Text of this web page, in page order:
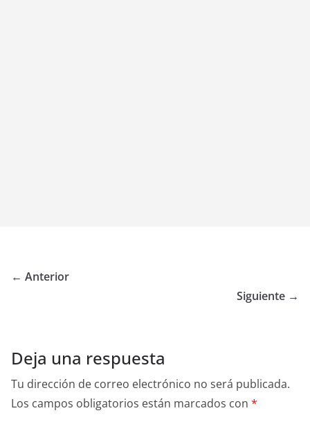
← Anterior
Siguiente →
Deja una respuesta
Tu dirección de correo electrónico no será publicada.
Los campos obligatorios están marcados con *